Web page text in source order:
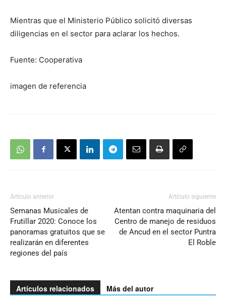
Mientras que el Ministerio Público solicitó diversas
diligencias en el sector para aclarar los hechos.
Fuente: Cooperativa
imagen de referencia
Artículo anterior
Semanas Musicales de
Frutillar 2020: Conoce los
panoramas gratuitos que se
realizarán en diferentes
regiones del país
Artículo siguiente
Atentan contra maquinaria del
Centro de manejo de residuos
de Ancud en el sector Puntra
El Roble
Artículos relacionados Más del autor